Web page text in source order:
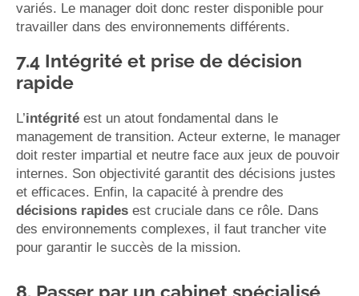
variés. Le manager doit donc rester disponible pour
travailler dans des environnements différents.
7.4 Intégrité et prise de décision
rapide
L’intégrité est un atout fondamental dans le
management de transition. Acteur externe, le manager
doit rester impartial et neutre face aux jeux de pouvoir
internes. Son objectivité garantit des décisions justes
et efficaces. Enfin, la capacité à prendre des
décisions rapides est cruciale dans ce rôle. Dans
des environnements complexes, il faut trancher vite
pour garantir le succès de la mission.
8. Passer par un cabinet spécialisé